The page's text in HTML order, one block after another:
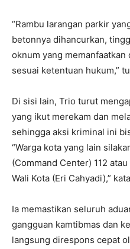
“Rambu larangan parkir
betonnya dihancurkan,
oknum yang
sesuai ketentuan hukum,”
Di sisi lain, Trio turut
yang ikut merekam dan
sehingga aksi kriminal ini
“Warga kota yang lain
(Command Center) 112
Wali Kota (Eri Cahyadi),”
Ia memastikan seluruh
gangguan kamtibmas dan
langsung direspons cepat